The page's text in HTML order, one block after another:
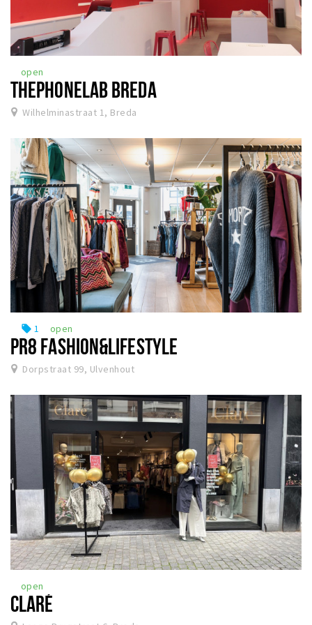
open
THEPHONELAB BREDA
Wilhelminastraat 1, Breda
local_offer 1 open
PR8 FASHION&LIFESTYLE
Dorpstraat 99, Ulvenhout
open
CLARÉ